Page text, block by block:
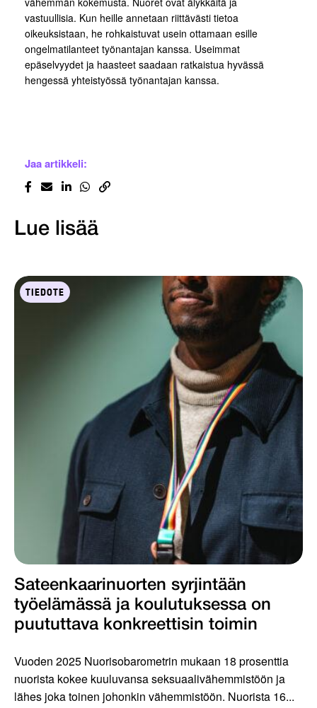
vastuullisia. Kun heille annetaan riittävästi tietoa
oikeuksistaan, he rohkaistuvat usein ottamaan esille
ongelmatilanteet työnantajan kanssa. Useimmat
epäselvyydet ja haasteet saadaan ratkaistua hyvässä
hengessä yhteistyössä työnantajan kanssa.
Jaa artikkeli:
Lue lisää
TIEDOTE
Sateenkaarinuorten syrjintään
työelämässä ja koulutuksessa on
puututtava konkreettisin toimin
Vuoden 2025 Nuorisobarometrin mukaan 18 prosenttia
nuorista kokee kuuluvansa seksuaalivähemmistöön ja
lähes joka toinen johonkin vähemmistöön. Nuorista 16...